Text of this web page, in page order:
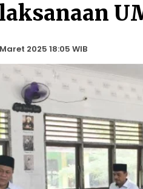
2025 18:05 WIB